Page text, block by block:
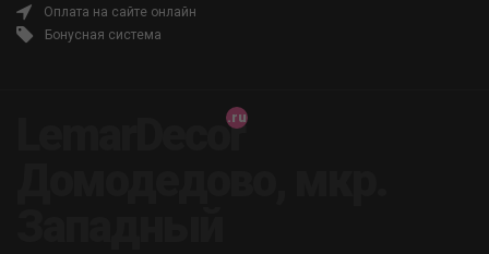
Оплата на сайте онлайн
Бонусная система
LemarDecor